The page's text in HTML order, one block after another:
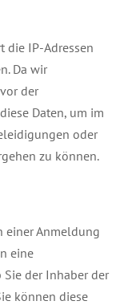
die IP-Adressen
Da wir
der
Daten, um im
oder
zu können.
einer Anmeldung
eine
der Inhaber der
können diese